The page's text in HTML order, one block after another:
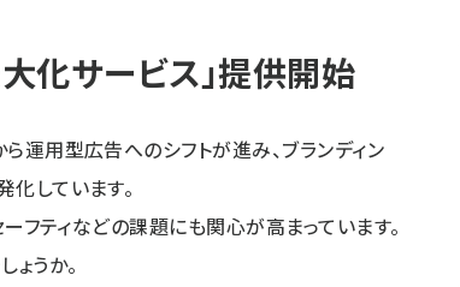
化サービス」提供開始
運用型広告へのシフトが進み、ブランディン
しています。
ーフティなどの課題にも関心が高まっています。
うか。